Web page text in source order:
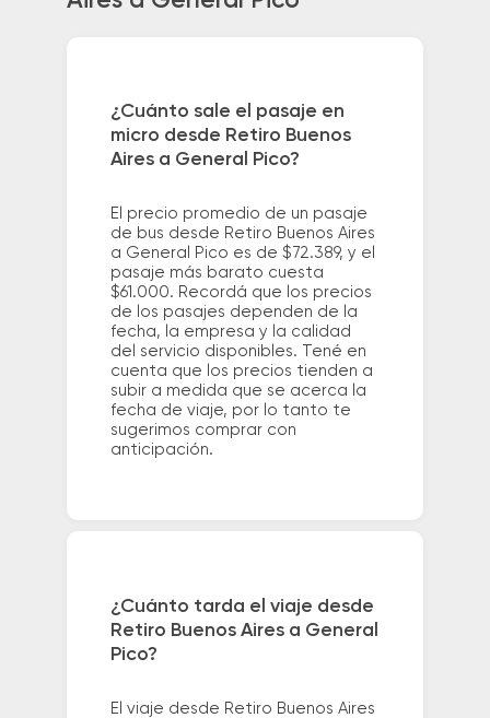
¿Cuánto sale el pasaje en
micro desde Retiro Buenos
Aires a General Pico?
El precio promedio de un pasaje
de bus desde Retiro Buenos Aires
a General Pico es de $72.389, y el
pasaje más barato cuesta
$61.000. Recordá que los precios
de los pasajes dependen de la
fecha, la empresa y la calidad
del servicio disponibles. Tené en
cuenta que los precios tienden a
subir a medida que se acerca la
fecha de viaje, por lo tanto te
sugerimos comprar con
anticipación.
¿Cuánto tarda el viaje desde
Retiro Buenos Aires a General
Pico?
El viaje desde Retiro Buenos Aires